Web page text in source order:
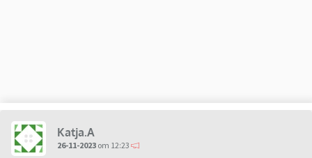
Katja.A
26-11-2023 om 12:23